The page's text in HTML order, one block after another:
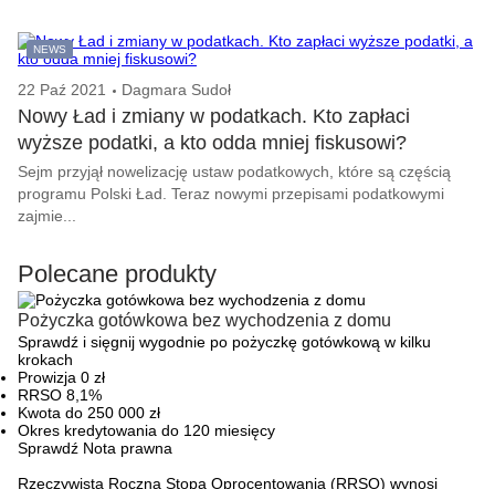
NEWS
22 Paź 2021 Dagmara Sudoł
Nowy Ład i zmiany w podatkach. Kto zapłaci
wyższe podatki, a kto odda mniej fiskusowi?
Sejm przyjął nowelizację ustaw podatkowych, które są częścią
programu Polski Ład. Teraz nowymi przepisami podatkowymi
zajmie...
Polecane produkty
Pożyczka gotówkowa bez wychodzenia z domu
Sprawdź i sięgnij wygodnie po pożyczkę gotówkową w kilku
krokach
Prowizja 0 zł
RRSO 8,1%
Kwota do 250 000 zł
Okres kredytowania do 120 miesięcy
Sprawdź Nota prawna
Rzeczywista Roczna Stopa Oprocentowania (RRSO) wynosi